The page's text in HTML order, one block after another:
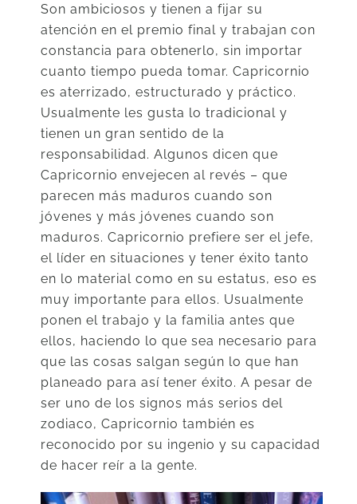
Son ambiciosos y tienen a fijar su
atención en el premio final y trabajan con
constancia para obtenerlo, sin importar
cuanto tiempo pueda tomar. Capricornio
es aterrizado, estructurado y práctico.
Usualmente les gusta lo tradicional y
tienen un gran sentido de la
responsabilidad. Algunos dicen que
Capricornio envejecen al revés – que
parecen más maduros cuando son
jóvenes y más jóvenes cuando son
maduros. Capricornio prefiere ser el jefe,
el líder en situaciones y tener éxito tanto
en lo material como en su estatus, eso es
muy importante para ellos. Usualmente
ponen el trabajo y la familia antes que
ellos, haciendo lo que sea necesario para
que las cosas salgan según lo que han
planeado para así tener éxito. A pesar de
ser uno de los signos más serios del
zodiaco, Capricornio también es
reconocido por su ingenio y su capacidad
de hacer reír a la gente.